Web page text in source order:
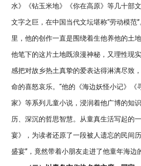
水》《钻玉米地》《你在高原》等几十部
文字之巨，在中国当代文坛堪称“劳动模范
里，他的创作一直是围绕着生他养他的土
他笔下的这片土地既浪漫神秘，又理性现
感把对故乡热土真挚的爱表达得淋漓尽致
命的喜怒哀乐。“他的《海边妖怪小记》《
家》等系列儿童小说，浸润着他广博的知
历、深沉的哲思智慧。从童真生活写起的
宴》，为读者还原了一段被人遗忘的民间
盛宴”，竟然带着小朋友走进了他童年海边